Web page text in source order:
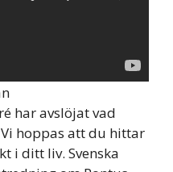
har avslöjat vad
hoppas att du hittar
i ditt liv. Svenska